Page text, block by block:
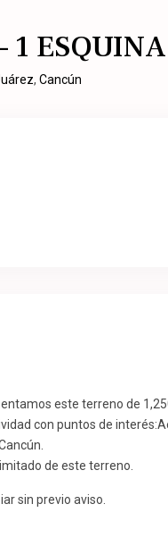
, Cancún
este terreno de
con puntos de
de este terreno.
sin previo aviso.